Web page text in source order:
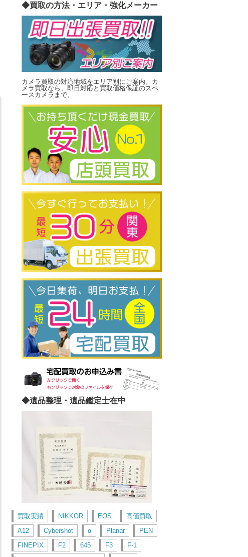
◆買取の方法・エリア・強化メーカー
カメラ買取の対応地域をエリア別にご案内。カ
メラ買取なら、即日対応と買取価格保証のスペ
ースカメラまで。
◆遺品整理・遺品鑑定士在中
買取実績 NIKKOR EOS
高価買取
A12
Cybershot α Planar
PEN
FINEPIX
F2 645 F3
F-1